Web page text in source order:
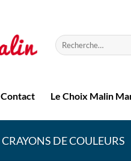
Recherche
pour :
Contact Le Choix Malin
CRAYONS DE COULEURS